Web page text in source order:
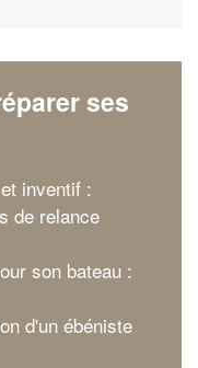
ses
inventif :
de relance
son bateau :
d'un ébéniste